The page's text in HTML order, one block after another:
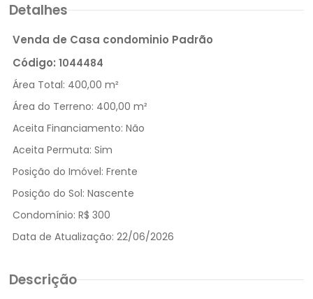
Detalhes
Venda de Casa condominio Padrão
Código: 1044484
Área Total: 400,00 m²
Área do Terreno: 400,00 m²
Aceita Financiamento: Não
Aceita Permuta: Sim
Posição do Imóvel: Frente
Posição do Sol: Nascente
Condomínio: R$ 300
Data de Atualização: 22/06/2026
Descrição